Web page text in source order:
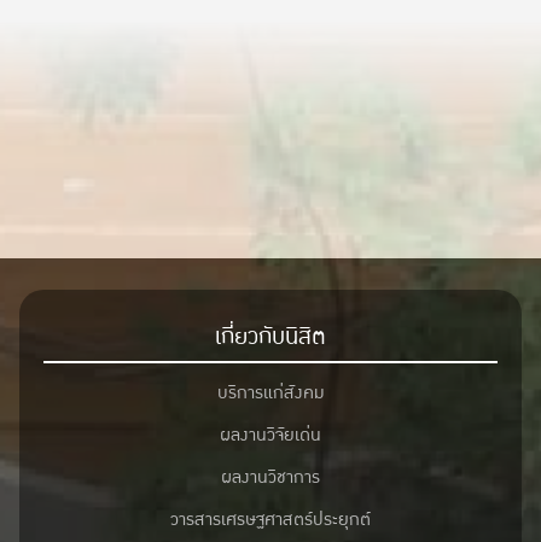
เกี่ยวกับนิสิต
บริการแก่สังคม
ผลงานวิจัยเด่น
ผลงานวิชาการ
วารสารเศรษฐศาสตร์ประยุกต์